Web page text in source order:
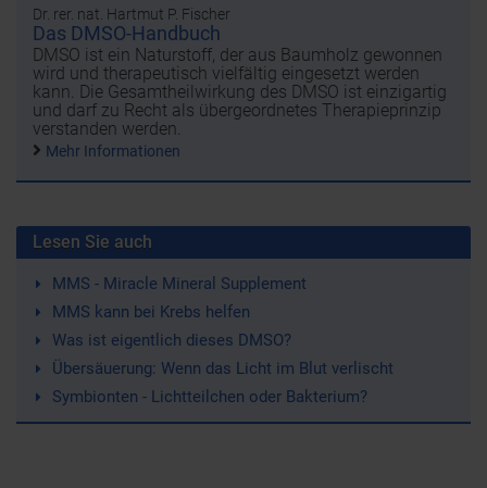
Dr. rer. nat. Hartmut P. Fischer
Das DMSO-Handbuch
DMSO ist ein Naturstoff, der aus Baumholz gewonnen
wird und therapeutisch vielfältig eingesetzt werden
kann. Die Gesamtheilwirkung des DMSO ist einzigartig
und darf zu Recht als übergeordnetes Therapieprinzip
verstanden werden.
Mehr Informationen
Lesen Sie auch
MMS - Miracle Mineral Supplement
MMS kann bei Krebs helfen
Was ist eigentlich dieses DMSO?
Übersäuerung: Wenn das Licht im Blut verlischt
Symbionten - Lichtteilchen oder Bakterium?